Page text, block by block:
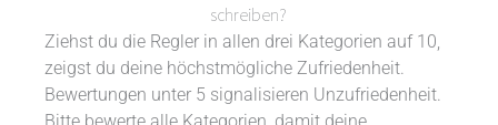
schreiben?
Ziehst du die Regler in allen drei Kategorien auf 10,
zeigst du deine höchstmögliche Zufriedenheit.
Bewertungen unter 5 signalisieren Unzufriedenheit.